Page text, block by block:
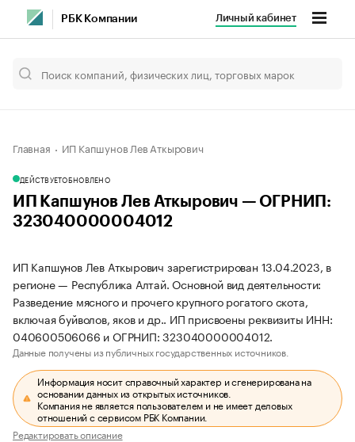
РБК Компании Личный кабинет
Главная ИП Капшунов Лев Аткырович
ДЕЙСТВУЕТОБНОВЛЕНО
ИП Капшунов Лев Аткырович — ОГРНИП:
323040000004012
ИП Капшунов Лев Аткырович зарегистрирован 13.04.2023, в
регионе — Республика Алтай. Основной вид деятельности:
Разведение мясного и прочего крупного рогатого скота,
включая буйволов, яков и др.. ИП присвоены реквизиты ИНН:
040600506066 и ОГРНИП: 323040000004012.
Данные получены из публичных государственных источников.
Информация носит справочный характер и сгенерирована на
основании данных из открытых источников.
Компания не является пользователем и не имеет деловых
отношений с сервисом РБК Компании.
Редактировать описание